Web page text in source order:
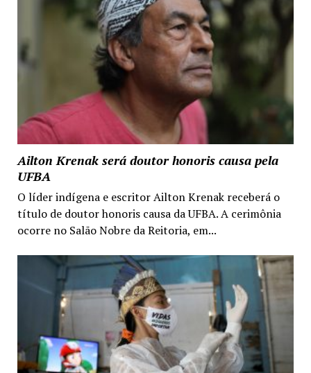
Ailton Krenak será doutor honoris causa pela
UFBA
O líder indígena e escritor Ailton Krenak receberá o
título de doutor honoris causa da UFBA. A cerimônia
ocorre no Salão Nobre da Reitoria, em...